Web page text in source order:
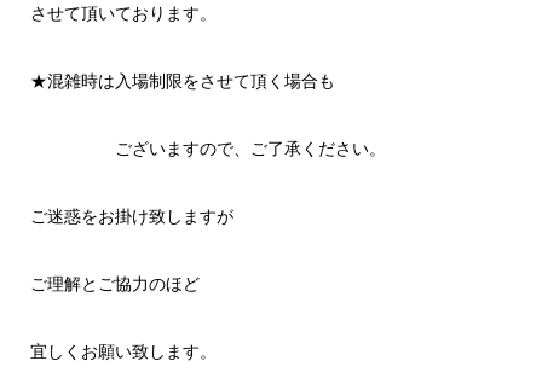
させて頂いております。
★混雑時は入場制限をさせて頂く場合も
ございますので、ご了承ください。
ご迷惑をお掛け致しますが
ご理解とご協力のほど
宜しくお願い致します。